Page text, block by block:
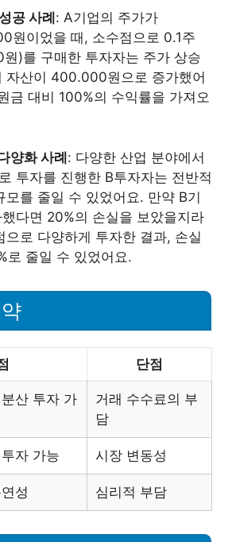
공 사례 : A기업의 주가가
원이었을 때, 소수점으로 0.1주
)를 구매한 투자자는 주가 상승
자산이 400.000원으로 증가했어
금 대비 100%의 수익률을 가져오
양화 사례: 다양한 산업 분야에서
투자를 진행한 B투자자는 전반적
모를 줄일 수 있었어요. 만약 B기
다면 20%의 손실을 보았을지라
으로 다양하게 투자한 결과, 손실
로 줄일 수 있었어요.
단점
산 투자 가
거래 수수료의 부
담
자 가능 시장 변동성
성 심리적 부담